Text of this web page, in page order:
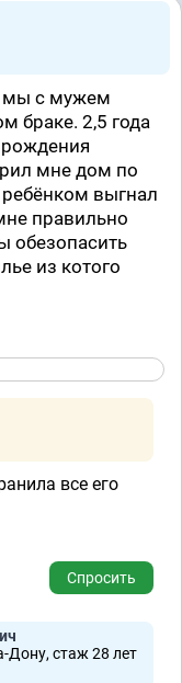
мы с мужем
браке. 2,5 года
рождения
мне дом по
выгнал
правильно
обезопасить
из котого
все его
Спросить
Дону, стаж 28 лет